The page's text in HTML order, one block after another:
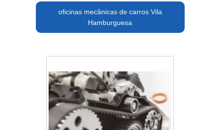
oficinas mecânicas de carros Vila
Hamburguesa